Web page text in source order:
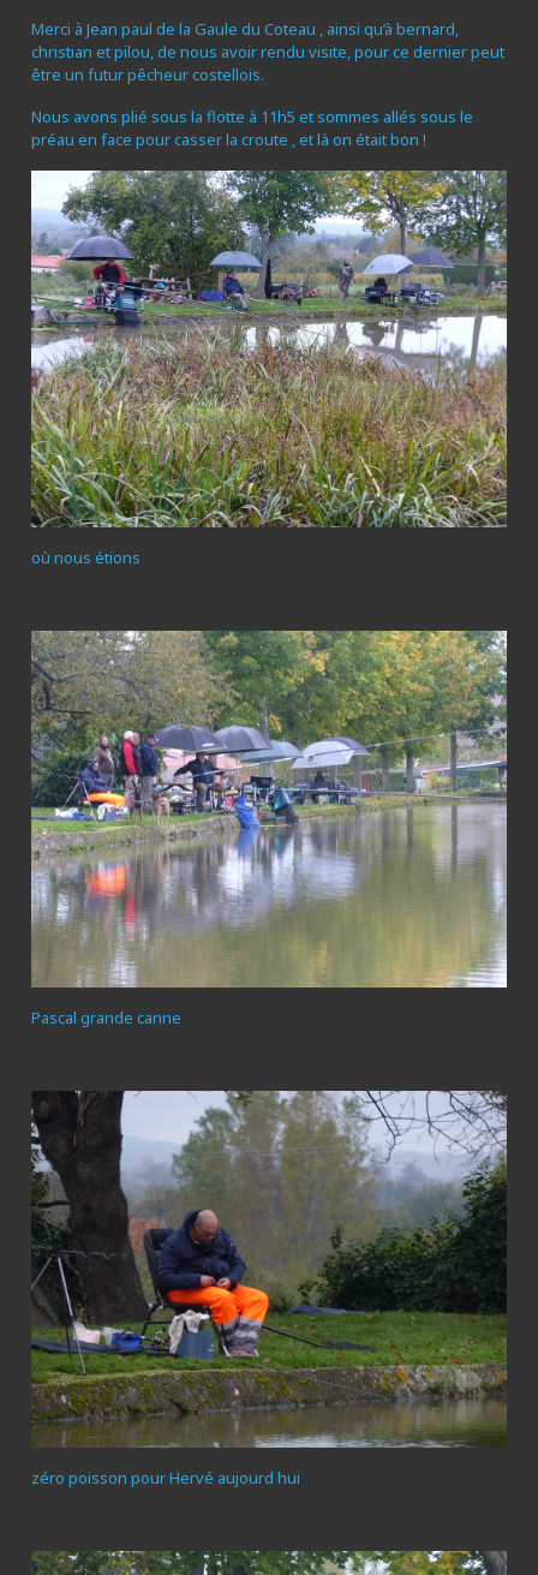
Merci à Jean paul de la Gaule du Coteau , ainsi qu’à bernard,
christian et pilou, de nous avoir rendu visite, pour ce dernier peut
être un futur pêcheur costellois.
Nous avons plié sous la flotte à 11h5 et sommes allés sous le
préau en face pour casser la croute , et là on était bon !
où nous étions
Pascal grande canne
zéro poisson pour Hervé aujourd hui